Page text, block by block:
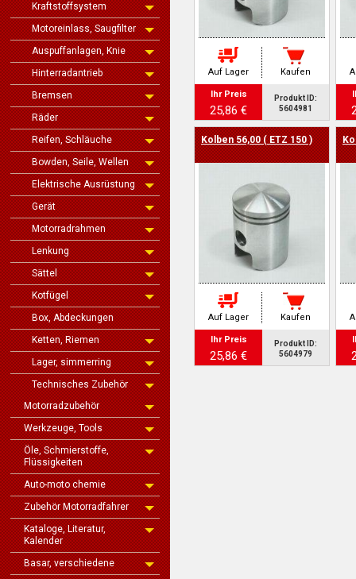
Kraftstoffsystem
Motoreinlass, Saugfilter
Auspuffanlagen, Knie
Hinterradantrieb
Bremsen
Räder
Reifen, Schläuche
Bowden, Seile, Wellen
Elektrische Ausrüstung
Gerät
Motorradrahmen
Lenkung
Sättel
Kotfügel
Box, Abdeckungen
Ketten, Riemen
Lager, simmerring
Technisches Zubehör
Motorradzubehör
Werkzeuge, Tools
Öle, Schmierstoffe,
Flüssigkeiten
Auto-moto chemie
Zubehör Motorradfahrer
Kataloge, Literatur,
Kalender
Basar, verschiedene
Auf Lager Kaufen
Ihr Preis
25,86 €
Produkt ID:
5604981
Kolben 56,00 ( ETZ 150 )
Auf Lager Kaufen
Ihr Preis
25,86 €
Produkt ID:
5604979